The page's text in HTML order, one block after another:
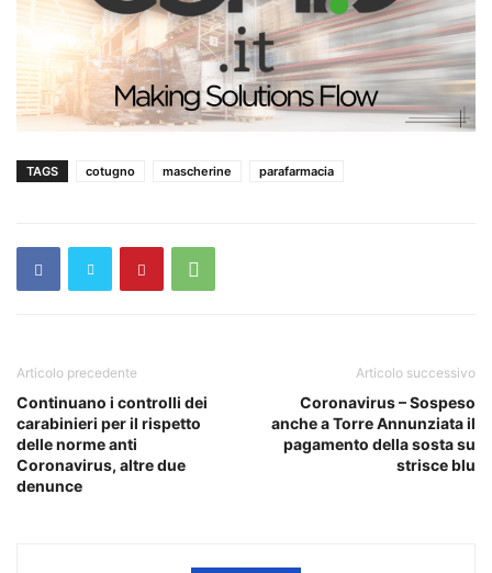
TAGS cotugno mascherine parafarmacia
Articolo precedente
Continuano i controlli dei
carabinieri per il rispetto
delle norme anti
Coronavirus, altre due
denunce
Articolo successivo
Coronavirus – Sospeso
anche a Torre Annunziata il
pagamento della sosta su
strisce blu